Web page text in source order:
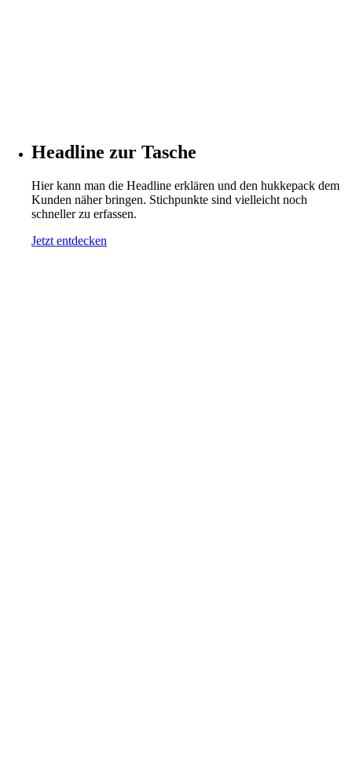
Headline zur Tasche
Hier kann man die Headline erklären und den hukkepack dem
Kunden näher bringen. Stichpunkte sind vielleicht noch
schneller zu erfassen.
Jetzt entdecken